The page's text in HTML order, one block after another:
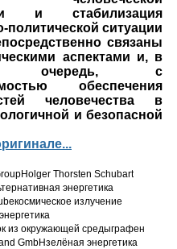
и стабилизация
политической ситуации
связаны
аспектами и, в
очередь, с
обеспечения
человечества в
и безопасной
Holger Thorsten Schubart
энергетика
космическое излучение
из окружающей средыграфен
GmbHзелёная энергетика